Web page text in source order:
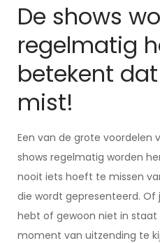
De shows
regelmatig
betekent
mist!
Een van de grote voordelen
shows regelmatig worden
nooit iets hoeft te missen
die wordt gepresenteerd. Of
hebt of gewoon niet in
moment van uitzending te